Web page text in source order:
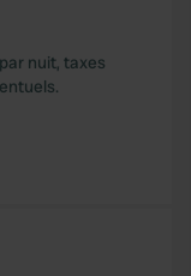
nuit, taxes